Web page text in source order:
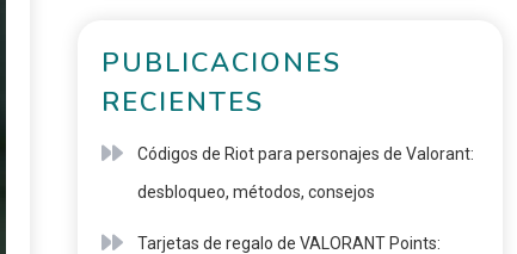
PUBLICACIONES
RECIENTES
Códigos de Riot para personajes de Valorant:
desbloqueo, métodos, consejos
Tarjetas de regalo de VALORANT Points: